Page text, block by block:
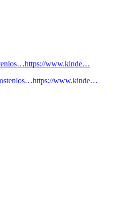
www.kinde…
www.kinde…